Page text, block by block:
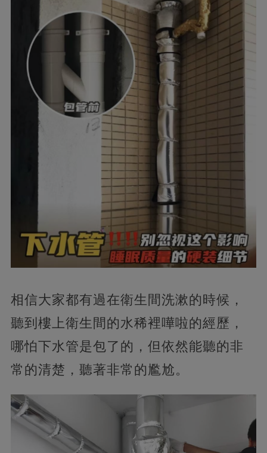
相信大家都有過在衛生間洗漱的時候，
聽到樓上衛生間的水稀裡嘩啦的經歷，
哪怕下水管是包了的，但依然能聽的非
常的清楚，聽著非常的尷尬。